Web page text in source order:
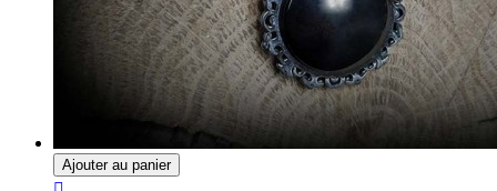
Ajouter au panier